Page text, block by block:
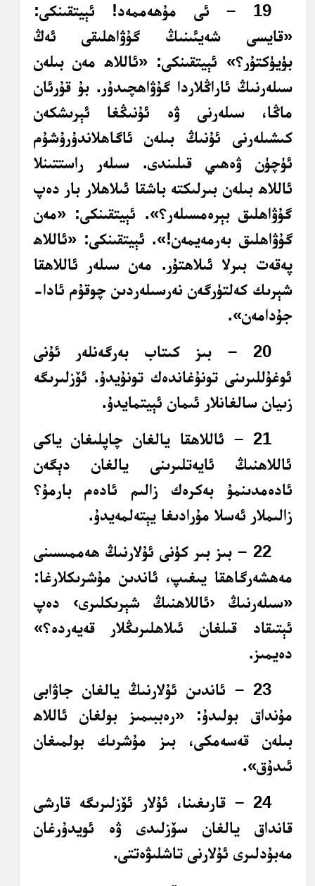
19 – ئى مۇھەممەد! ئېيتقىنكى:
«قايسى شەيئىنىڭ گۇۋاھلىقى ئەڭ
بۈيۈكتۇر؟» ئېيتقىنكى: «ئاللاھ مەن بىلەن
سىلەرنىڭ ئاراڭلاردا گۇۋاھچىدۇر. بۇ قۇرئان
ماڭا، سىلەرنى ۋە ئۇنىڭغا ئېرىشكەن
كىشىلەرنى ئۇنىڭ بىلەن ئاگاھلاندۇرۇشۇم
ئۈچۈن ۋەھىي قىلىندى. سىلەر راستتىنلا
ئاللاھ بىلەن بىرلىكتە باشقا ئىلاھلار بار دەپ
گۇۋاھلىق بېرەمسىلەر؟». ئېيتقىنكى: «مەن
گۇۋاھلىق بەرمەيمەن!». ئېيتقىنكى: «ئاللاھ
پەقەت بىرلا ئىلاھتۇر. مەن سىلەر ئاللاھقا
شېرىك كەلتۈرگەن نەرسىلەردىن چوقۇم ئادا-
جۇدامەن».
20 – بىز كىتاب بەرگەنلەر ئۇنى
ئوغۇللىرىنى تونۇغاندەك تونۇيدۇ. ئۆزلىرىگە
زىيان سالغانلار ئىمان ئېيتمايدۇ.
21 – ئاللاھقا يالغان چاپلىغان ياكى
ئاللاھنىڭ ئايەتلىرىنى يالغان دېگەن
ئادەمدىنمۇ بەكرەك زالىم ئادەم بارمۇ؟
زالىملار ئەسلا مۇرادىغا يېتەلمەيدۇ.
22 – بىز بىر كۈنى ئۇلارنىڭ ھەممىسىنى
مەھشەرگاھقا يىغىپ، ئاندىن مۇشرىكلارغا:
«سىلەرنىڭ ‹ئاللاھنىڭ شېرىكلىرى› دەپ
ئېتىقاد قىلغان ئىلاھلىرىڭلار قەيەردە؟»
دەيمىز.
23 – ئاندىن ئۇلارنىڭ يالغان جاۋابى
مۇنداق بولىدۇ: «رەببىمىز بولغان ئاللاھ
بىلەن قەسەمكى، بىز مۇشرىك بولمىغان
ئىدۇق».
24 – قارىغىنا، ئۇلار ئۆزلىرىگە قارشى
قانداق يالغان سۆزلىدى ۋە ئويدۇرغان
مەبۇدلىرى ئۇلارنى تاشلىۋەتتى.